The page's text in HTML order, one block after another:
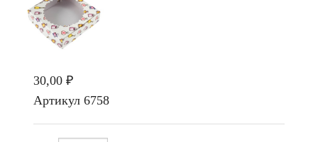
30,00 ₽
Артикул 6758